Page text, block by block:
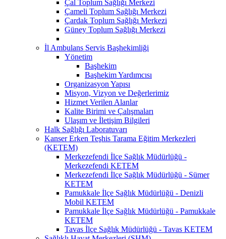
Çal Toplum Sağlığı Merkezi
Çameli Toplum Sağlığı Merkezi
Çardak Toplum Sağlığı Merkezi
Güney Toplum Sağlığı Merkezi
İl Ambulans Servis Başhekimliği
Yönetim
Başhekim
Başhekim Yardımcısı
Organizasyon Yapısı
Misyon, Vizyon ve Değerlerimiz
Hizmet Verilen Alanlar
Kalite Birimi ve Çalışmaları
Ulaşım ve İletişim Bilgileri
Halk Sağlığı Laboratuvarı
Kanser Erken Teşhis Tarama Eğitim Merkezleri
(KETEM)
Merkezefendi İlçe Sağlık Müdürlüğü -
Merkezefendi KETEM
Merkezefendi İlçe Sağlık Müdürlüğü - Sümer
KETEM
Pamukkale İlçe Sağlık Müdürlüğü - Denizli
Mobil KETEM
Pamukkale İlçe Sağlık Müdürlüğü - Pamukkale
KETEM
Tavas İlçe Sağlık Müdürlüğü - Tavas KETEM